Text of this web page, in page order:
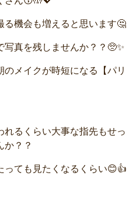
る機会も増えると思います🤔
真を残しませんか？？🥺✨
メイクが時短になる【パリ
るくらい大事な指先もせっ
か？？
っても見たくなるくらい😊👍